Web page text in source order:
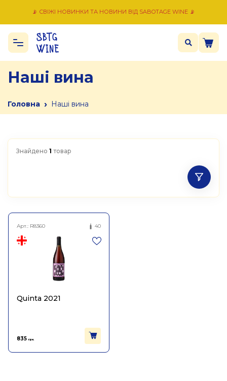
📡 СВІЖІ НОВИНКИ ТА НОВИНИ ВІД SABOTAGE WINE 📡
Наші вина
Головна › Наші вина
Знайдено 1 товар
Арт.: R8360 40
Quinta 2021
835 грн.